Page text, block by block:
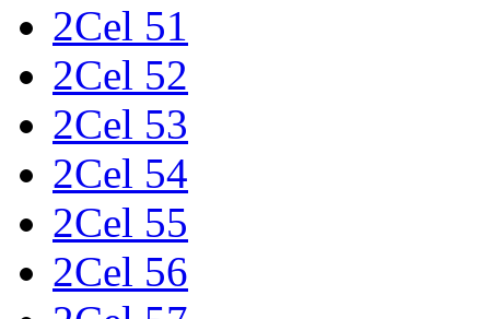
2Cel 51
2Cel 52
2Cel 53
2Cel 54
2Cel 55
2Cel 56